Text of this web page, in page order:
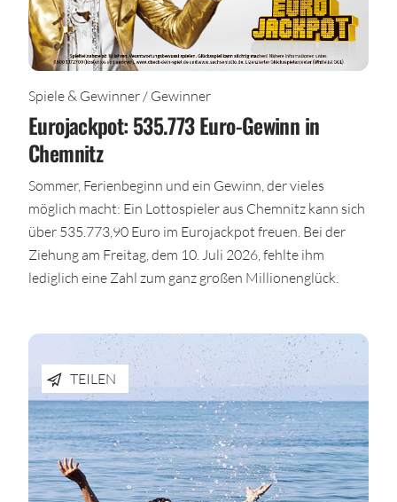
Spiele & Gewinner / Gewinner
Eurojackpot: 535.773 Euro-Gewinn in
Chemnitz
Sommer, Ferienbeginn und ein Gewinn, der vieles
möglich macht: Ein Lottospieler aus Chemnitz kann sich
über 535.773,90 Euro im Eurojackpot freuen. Bei der
Ziehung am Freitag, dem 10. Juli 2026, fehlte ihm
lediglich eine Zahl zum ganz großen Millionenglück.
TEILEN